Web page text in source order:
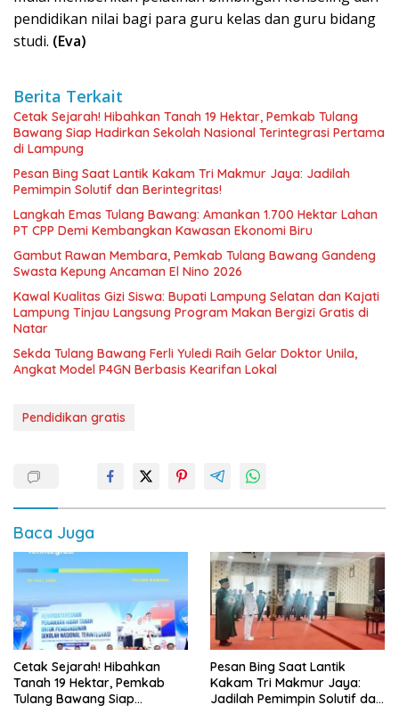
pendidikan nilai bagi para guru kelas dan guru bidang
studi. (Eva)
Berita Terkait
Cetak Sejarah! Hibahkan Tanah 19 Hektar, Pemkab Tulang
Bawang Siap Hadirkan Sekolah Nasional Terintegrasi Pertama
di Lampung
Pesan Bing Saat Lantik Kakam Tri Makmur Jaya: Jadilah
Pemimpin Solutif dan Berintegritas!
Langkah Emas Tulang Bawang: Amankan 1.700 Hektar Lahan
PT CPP Demi Kembangkan Kawasan Ekonomi Biru
Gambut Rawan Membara, Pemkab Tulang Bawang Gandeng
Swasta Kepung Ancaman El Nino 2026
Kawal Kualitas Gizi Siswa: Bupati Lampung Selatan dan Kajati
Lampung Tinjau Langsung Program Makan Bergizi Gratis di
Natar
Sekda Tulang Bawang Ferli Yuledi Raih Gelar Doktor Unila,
Angkat Model P4GN Berbasis Kearifan Lokal
Pendidikan gratis
Baca Juga
Cetak Sejarah! Hibahkan
Tanah 19 Hektar, Pemkab
Tulang Bawang Siap
Pesan Bing Saat Lantik
Kakam Tri Makmur Jaya:
Jadilah Pemimpin Solutif dan